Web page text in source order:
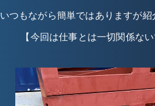
いつもながら簡単ではありますが紹
【今回は仕事とは一切関係ない